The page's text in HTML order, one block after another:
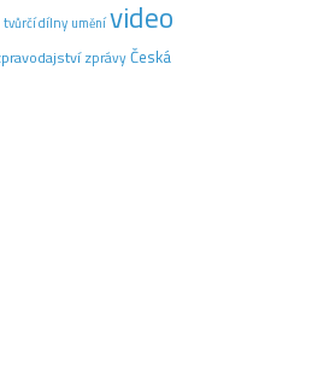
tvůrčí dílny uměnívideo
zprávyČeská